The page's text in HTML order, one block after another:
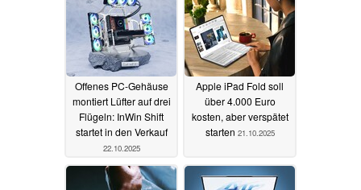
Offenes PC-Gehäuse
montiert Lüfter auf drei
Flügeln: InWin Shift
startet in den Verkauf
22.10.2025
Apple iPad Fold soll
über 4.000 Euro
kosten, aber verspätet
starten 21.10.2025